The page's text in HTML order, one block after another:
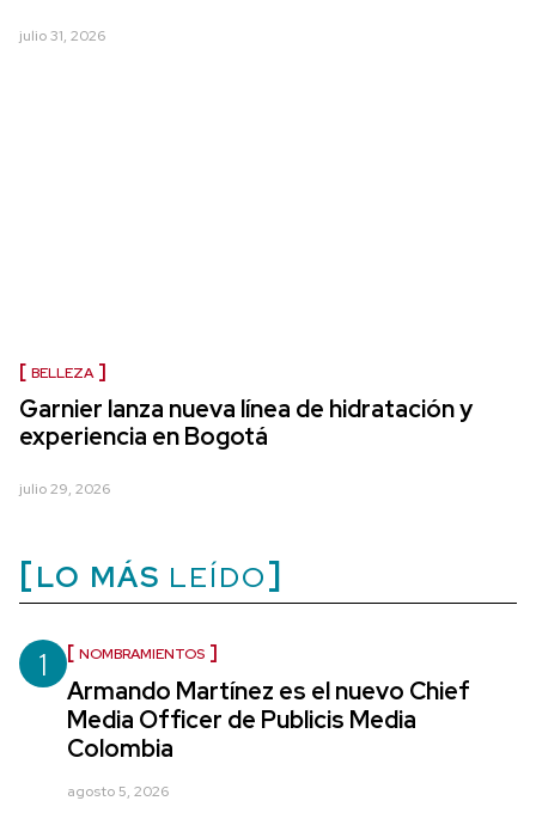
julio 31, 2026
BELLEZA
Garnier lanza nueva línea de hidratación y
experiencia en Bogotá
julio 29, 2026
LO MÁS LEÍDO
1 NOMBRAMIENTOS
Armando Martínez es el nuevo Chief
Media Officer de Publicis Media
Colombia
agosto 5, 2026